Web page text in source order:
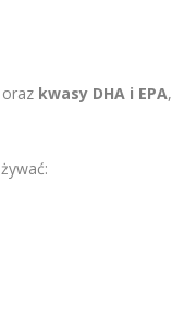
oraz kwasy DHA i EPA,